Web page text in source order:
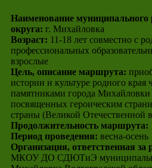
Наименование муниципального
округа: г. Михайловка
Возраст: 11-18 лет совместно с
профессиональных
взрослые
Цель, описание маршрута:
истории и культуре родного края
памятниками города Михайловки
посвященных героическим
страны (Великой
Продолжительность маршрута:
Период проведения: весна-осень
Организация, ответственная
МКОУ ДО СДЮТиЭ